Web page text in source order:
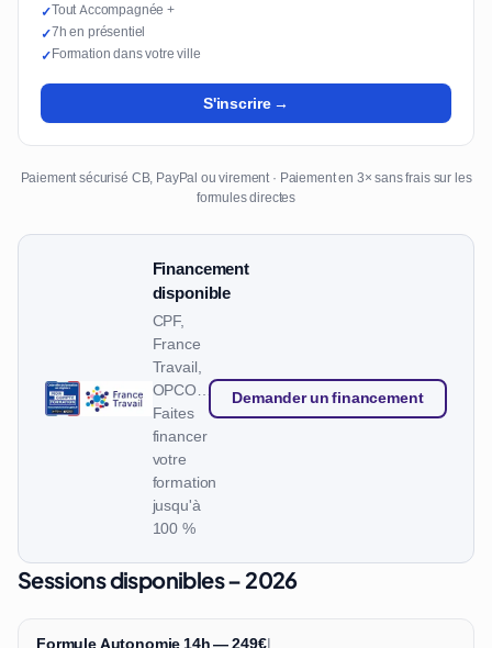
✓Tout Accompagnée +
✓7h en présentiel
✓Formation dans votre ville
S'inscrire →
Paiement sécurisé CB, PayPal ou virement · Paiement en 3× sans frais sur les
formules directes
Financement
disponible
CPF,
France
Travail,
OPCO…
Faites
financer
votre
formation
jusqu'à
100 %
Demander un financement
Sessions disponibles – 2026
Formule Autonomie 14h — 249€|